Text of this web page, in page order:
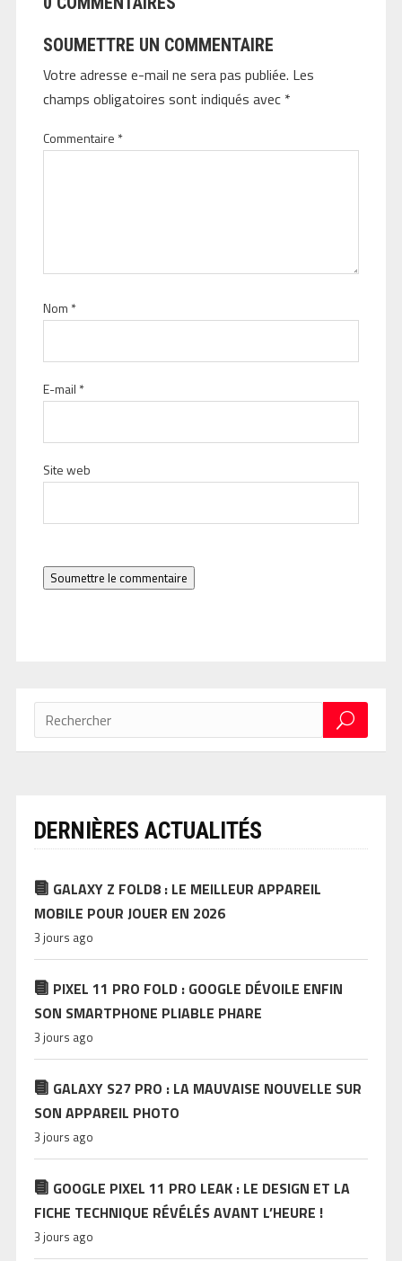
SOUMETTRE UN COMMENTAIRE
Votre adresse e-mail ne sera pas publiée. Les
champs obligatoires sont indiqués avec *
Commentaire *
Nom *
E-mail *
Site web
Soumettre le commentaire
DERNIÈRES ACTUALITÉS
GALAXY Z FOLD8 : LE MEILLEUR APPAREIL
MOBILE POUR JOUER EN 2026
3 jours ago
PIXEL 11 PRO FOLD : GOOGLE DÉVOILE ENFIN
SON SMARTPHONE PLIABLE PHARE
3 jours ago
GALAXY S27 PRO : LA MAUVAISE NOUVELLE SUR
SON APPAREIL PHOTO
3 jours ago
GOOGLE PIXEL 11 PRO LEAK : LE DESIGN ET LA
FICHE TECHNIQUE RÉVÉLÉS AVANT L’HEURE !
3 jours ago